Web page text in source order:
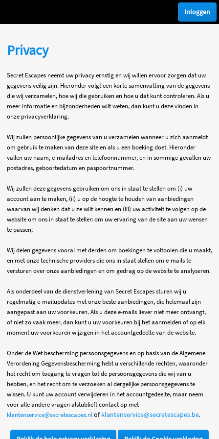
Inloggen
Privacy
Secret Escapes neemt uw privacy ernstig en wij willen ervoor zorgen dat uw
gegevens veilig zijn. Hieronder volgt een korte samenvatting van de gegevens
die wij verzamelen, hoe wij die gebruiken en hoe u dat kunt controleren. Als u
meer informatie en bijzonderheden wilt weten, dan kunt u deze vinden in
onze privacyverklaring.
Wij zullen persoonlijke gegevens van u verzamelen wanneer u zich aanmeldt
om gebruik te maken van deze site en als u een boeking doet. Hieronder
vallen uw naam, e-mailadres en telefoonnummer, en in sommige gevallen uw
postadres, geboortedatum en paspoortnummer.
Wij zullen deze gegevens gebruiken om ons in staat te stellen om (i) uw
account aan te maken, (ii) u op de hoogte te houden van aanbiedingen
waarvan wij denken dat u ze wilt kennen en (iii) uw activiteit te volgen op de
website om ons in staat te stellen om uw ervaring van de site aan uw wensen
te passen;
Wij delen gegevens vooral met derden om boekingen te voltooien die u maakt,
en met onze technische providers die ons in staat stellen om e-mails te
versturen over onze aanbiedingen en om gedrag op de website te analyseren.
Als onderdeel van de dienstverlening van Secret Escapes sturen wij u
regelmatig e-mailupdates met onze beste aanbiedingen, die helemaal zijn
aangepast aan uw voorkeuren. Als u deze e-mails liever niet meer ontvangt,
of niet zo vaak meer, dan kunt u uw voorkeuren bij het aanmelden of op elk
moment uw voorkeuren wijzigen in het accountgedeelte van de website.
Onder de Wet bescherming persoonsgegevens enop basis van de Algemene
Verordening Gegevensbescherming hebt u verschillende rechten, waaronder
het recht om toegang te vragen tot de persoonsgegevens die wij van u
hebben, en het recht om te verzoeken al dergelijke persoonsgegevens te
wissen. U kunt uw account verwijderen in het accountgedeelte, maar neem
voor alle andere vragen alstublieft contact op met
klantenservice@secretescapes.nlofklantenservice@secretescapes.be.